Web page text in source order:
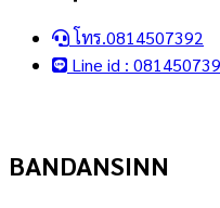
โทร.0814507392
Line id :
BANDANSINN